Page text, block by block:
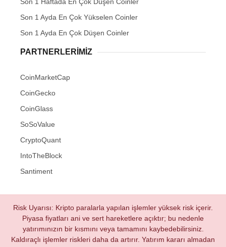
Son 1 Ayda En Çok Yükselen Coinler
Son 1 Ayda En Çok Düşen Coinler
PARTNERLERIMIZ
CoinMarketCap
CoinGecko
CoinGlass
SoSoValue
CryptoQuant
IntoTheBlock
Santiment
Risk Uyarısı: Kripto paralarla yapılan işlemler yüksek risk içerir.
Piyasa fiyatları ani ve sert hareketlere açıktır; bu nedenle
yatırımınızın bir kısmını veya tamamını kaybedebilirsiniz.
Kaldıraçlı işlemler riskleri daha da artırır. Yatırım kararı almadan